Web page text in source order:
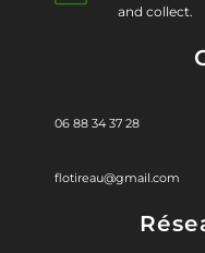
and collect.
06 88 34 37 28
flotireau@gmail.com